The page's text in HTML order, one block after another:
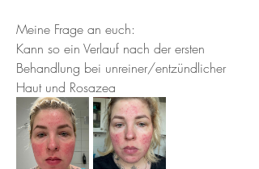
Meine Frage an euch:
Kann so ein Verlauf nach der ersten
Behandlung bei unreiner/entzündlicher
Haut und Rosazea